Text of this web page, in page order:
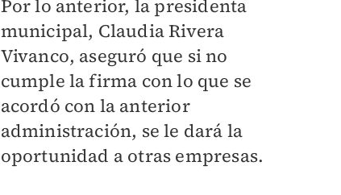
Por lo anterior, la presidenta
municipal, Claudia Rivera
Vivanco, aseguró que si no
cumple la firma con lo que se
acordó con la anterior
administración, se le dará la
oportunidad a otras empresas.